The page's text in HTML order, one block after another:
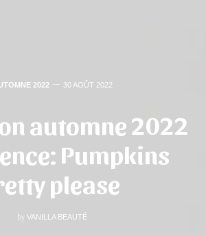
2022 30 AOÛT 2022
automne 2022
Pumpkins
please
by VANILLA BEAUTÉ